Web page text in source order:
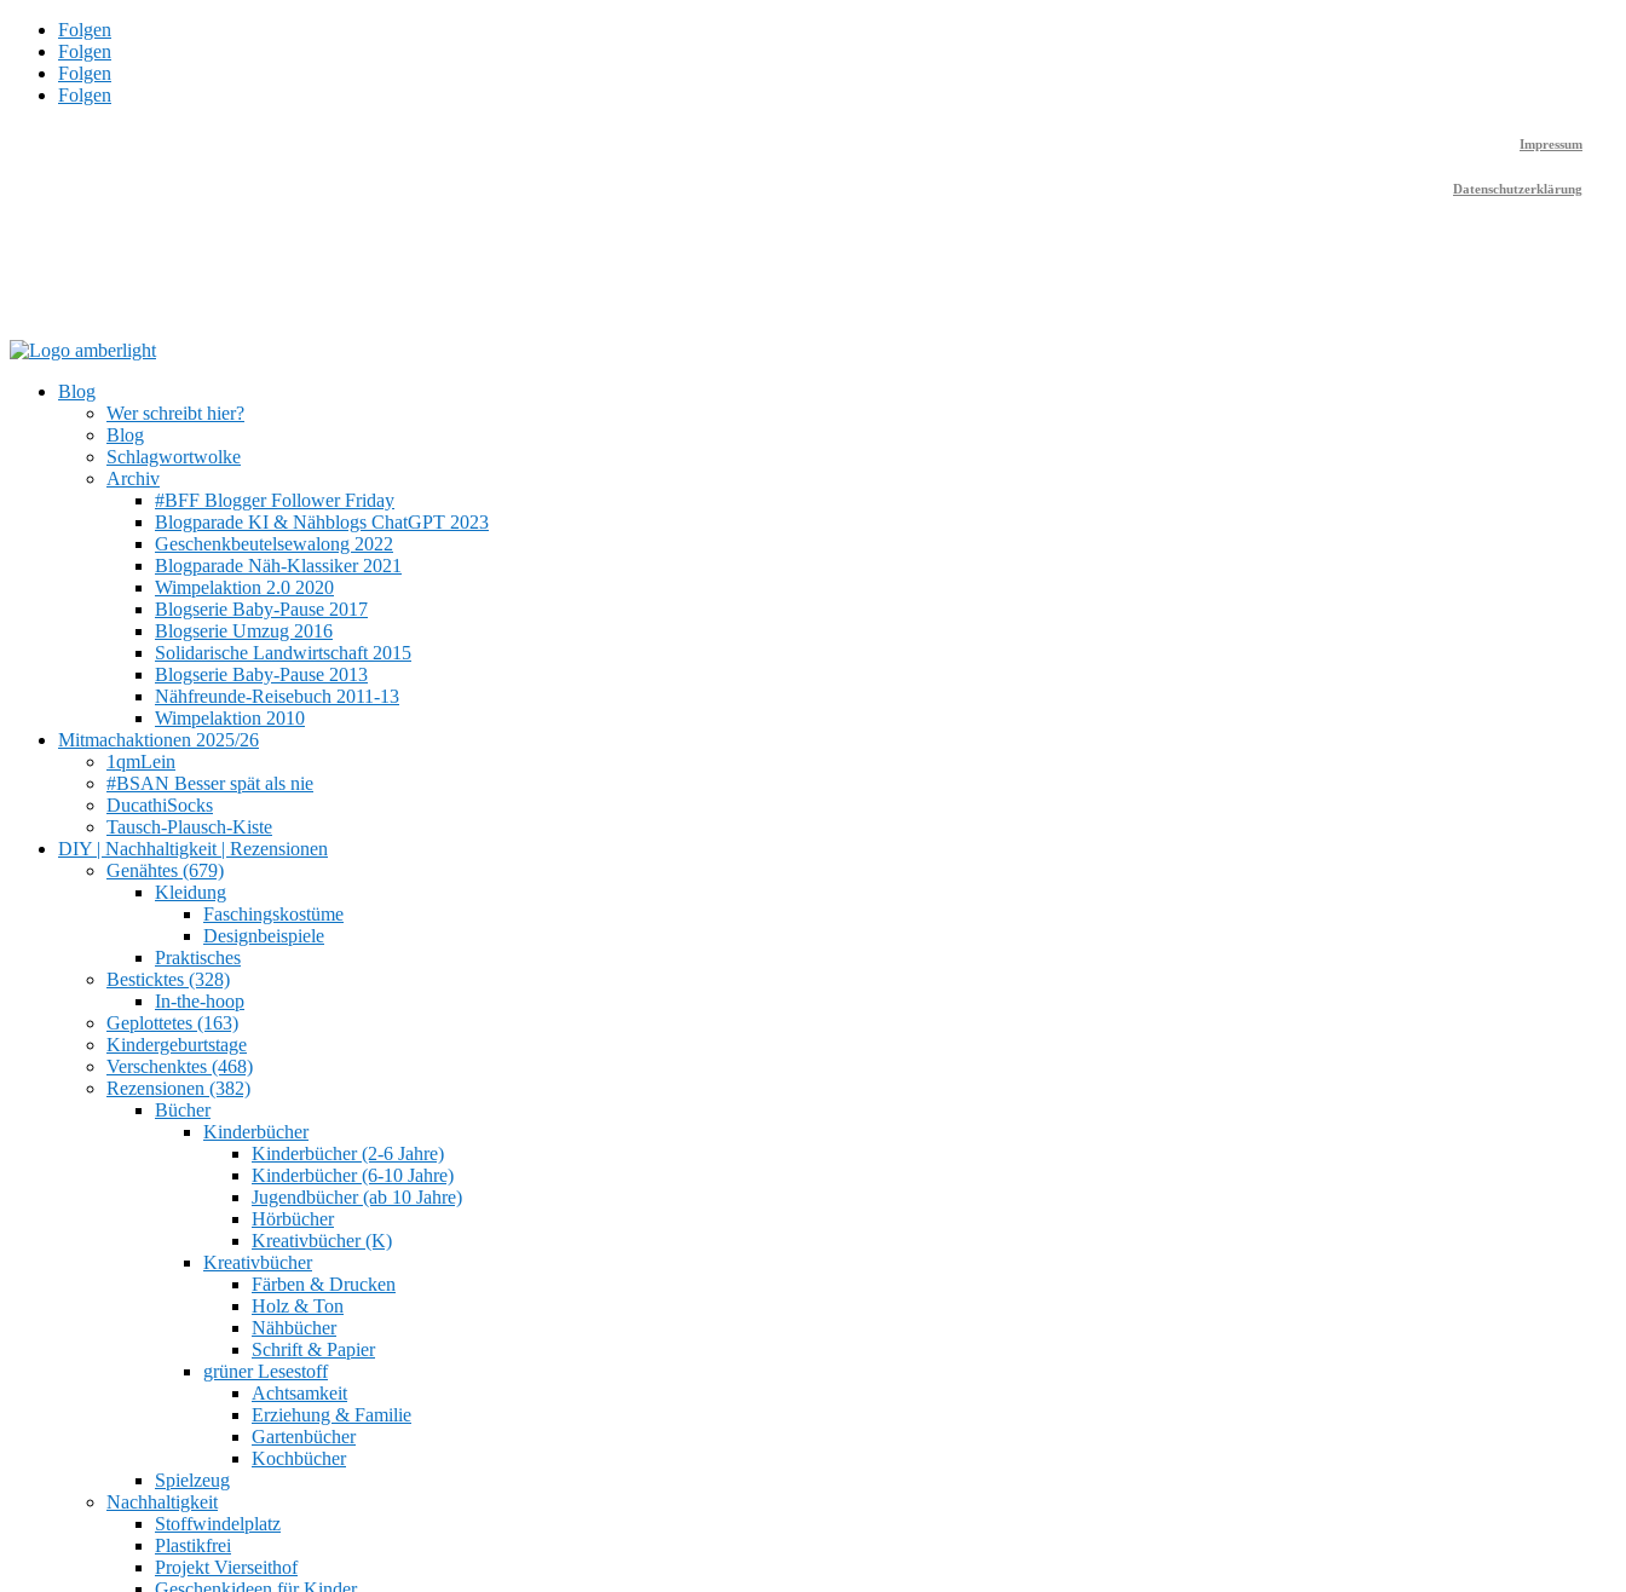
Folgen
Folgen
Folgen
Folgen
Impressum
Datenschutzerklärung
Blog
Wer schreibt hier?
Blog
Schlagwortwolke
Archiv
#BFF Blogger Follower Friday
Blogparade KI & Nähblogs ChatGPT 2023
Geschenkbeutelsewalong 2022
Blogparade Näh-Klassiker 2021
Wimpelaktion 2.0 2020
Blogserie Baby-Pause 2017
Blogserie Umzug 2016
Solidarische Landwirtschaft 2015
Blogserie Baby-Pause 2013
Nähfreunde-Reisebuch 2011-13
Wimpelaktion 2010
Mitmachaktionen 2025/26
1qmLein
#BSAN Besser spät als nie
DucathiSocks
Tausch-Plausch-Kiste
DIY | Nachhaltigkeit | Rezensionen
Genähtes (679)
Kleidung
Faschingskostüme
Designbeispiele
Praktisches
Besticktes (328)
In-the-hoop
Geplottetes (163)
Kindergeburtstage
Verschenktes (468)
Rezensionen (382)
Bücher
Kinderbücher
Kinderbücher (2-6 Jahre)
Kinderbücher (6-10 Jahre)
Jugendbücher (ab 10 Jahre)
Hörbücher
Kreativbücher (K)
Kreativbücher
Färben & Drucken
Holz & Ton
Nähbücher
Schrift & Papier
grüner Lesestoff
Achtsamkeit
Erziehung & Familie
Gartenbücher
Kochbücher
Spielzeug
Nachhaltigkeit
Stoffwindelplatz
Plastikfrei
Projekt Vierseithof